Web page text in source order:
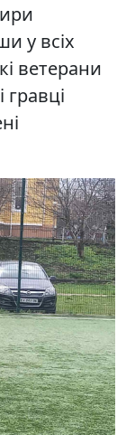
у всіх
ветерани